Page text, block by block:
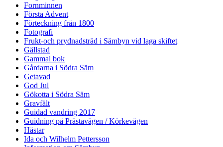
Fornminnen
Första Advent
Förteckning från 1800
Fotografi
Frukt-och prydnadsträd i Sämbyn vid laga skiftet
Gällstad
Gammal bok
Gårdarna i Södra Säm
Getavad
God Jul
Gökotta i Södra Säm
Gravfält
Guidad vandring 2017
Guidning på Prästavägen / Körkevägen
Hästar
Ida och Wilhelm Pettersson